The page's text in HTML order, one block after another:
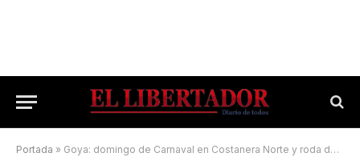
Portada » Goya: domingo de Carnaval en Costanera Norte y roda de samba en la playa